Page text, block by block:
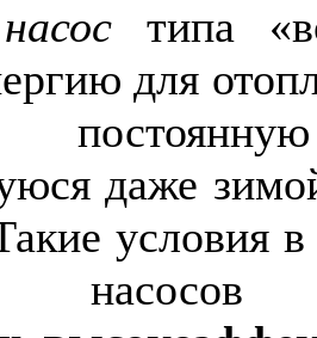
типа
для
даже
условия